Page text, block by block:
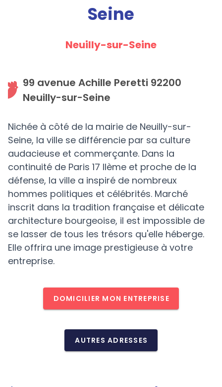
Seine
Neuilly-sur-Seine
99 avenue Achille Peretti 92200
Neuilly-sur-Seine
Nichée à côté de la mairie de Neuilly-sur-
Seine, la ville se différencie par sa culture
audacieuse et commerçante. Dans la
continuité de Paris 17 IIème et proche de la
défense, la ville a inspiré de nombreux
hommes politiques et célébrités. Marché
inscrit dans la tradition française et délicate
architecture bourgeoise, il est impossible de
se lasser de tous les trésors qu'elle héberge.
Elle offrira une image prestigieuse à votre
entreprise.
DOMICILIER MON ENTREPRISE
AUTRES ADRESSES